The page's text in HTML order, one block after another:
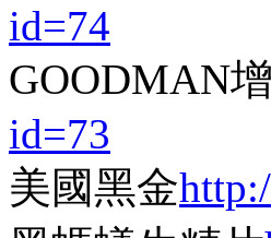
id=74
GOODMAN
id=73
美國黑金